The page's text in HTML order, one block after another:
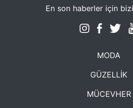
En son haberler için
MODA
GÜZELLİK
MÜCEVHER